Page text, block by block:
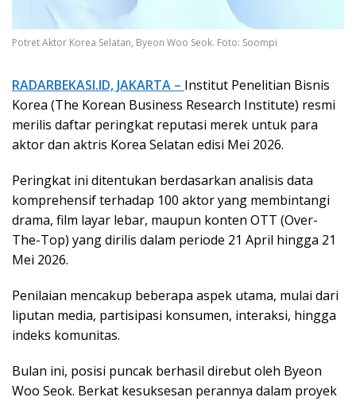
Potret Aktor Korea Selatan, Byeon Woo Seok. Foto: Soompi
RADARBEKASI.ID, JAKARTA – Institut Penelitian Bisnis
Korea (The Korean Business Research Institute) resmi
merilis daftar peringkat reputasi merek untuk para
aktor dan aktris Korea Selatan edisi Mei 2026.
Peringkat ini ditentukan berdasarkan analisis data
komprehensif terhadap 100 aktor yang membintangi
drama, film layar lebar, maupun konten OTT (Over-
The-Top) yang dirilis dalam periode 21 April hingga 21
Mei 2026.
Penilaian mencakup beberapa aspek utama, mulai dari
liputan media, partisipasi konsumen, interaksi, hingga
indeks komunitas.
Bulan ini, posisi puncak berhasil direbut oleh Byeon
Woo Seok. Berkat kesuksesan perannya dalam proyek